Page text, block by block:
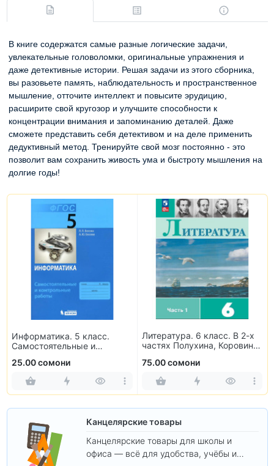
В книге содержатся самые разные логические задачи,
увлекательные головоломки, оригинальные упражнения и
даже детективные истории. Решая задачи из этого сборника,
вы разовьете память, наблюдательность и пространственное
мышление, отточите интеллект и повысите эрудицию,
расширите свой кругозор и улучшите способности к
концентрации внимания и запоминанию деталей. Даже
сможете представить себя детективом и на деле применить
дедуктивный метод. Тренируйте свой мозг постоянно - это
позволит вам сохранить живость ума и быстроту мышления на
долгие годы!
Информатика. 5 класс.
Самостоятельные и
25.00 сомони
Литература. 6 класс. В 2-х
частях Полухина, Коровина,
75.00 сомони
Канцелярские товары
Канцелярские товары для школы и
офиса — всё для удобства, учёбы и